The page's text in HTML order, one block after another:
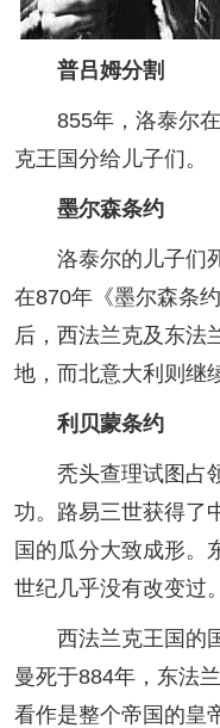
普吕姆分割
855年，洛泰尔在
克王国分给儿子们。
墨尔森条约
洛泰尔的儿子们死
在870年《墨尔森条
后，西法兰克及东法
地，而北意大利则继
利贝蒙条约
秃头查理试图占领
功。路易三世获得了
国的瓜分大致成形。
世纪几乎没有改变过。
西法兰克王国的国
曼死于884年，东法
看作是整个帝国的皇